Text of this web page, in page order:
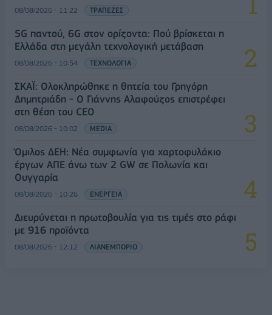
08/08/2026 - 11:22 ΤΡΑΠΕΖΕΣ
5G παντού, 6G στον ορίζοντα: Πού βρίσκεται η
Ελλάδα στη μεγάλη τεχνολογική μετάβαση
08/08/2026 - 10:54 ΤΕΧΝΟΛΟΓΙΑ
ΣΚΑΪ: Ολοκληρώθηκε η θητεία του Γρηγόρη
Δημητριάδη - Ο Γιάννης Αλαφούζος επιστρέφει
στη θέση του CEO
08/08/2026 - 10:02 MEDIA
Όμιλος ΔΕΗ: Νέα συμφωνία για χαρτοφυλάκιο
έργων ΑΠΕ άνω των 2 GW σε Πολωνία και
Ουγγαρία
08/08/2026 - 10:26 ΕΝΕΡΓΕΙΑ
Διευρύνεται η πρωτοβουλία για τις τιμές στο ράφι
με 916 προϊόντα
08/08/2026 - 12:12 ΛΙΑΝΕΜΠΟΡΙΟ